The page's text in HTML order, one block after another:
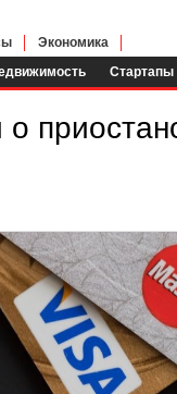
Стартапы
Экономика